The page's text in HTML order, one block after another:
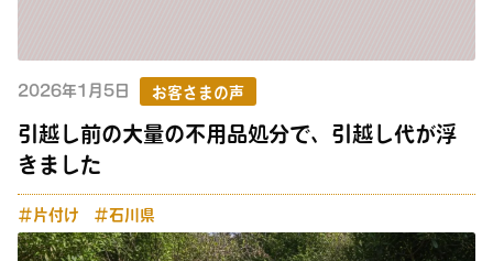
2026年1月5日 お客さまの声
引越し前の大量の不用品処分で、引越し代が浮
きました
＃片付け ＃石川県